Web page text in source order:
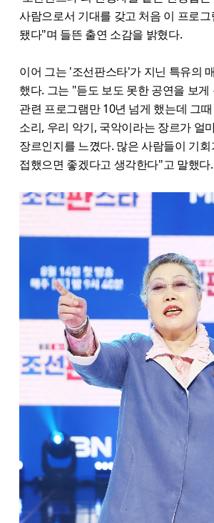
사람으로서 기대를 갖고 처음 이 프로
됐다"며 들뜬 출연 소감을 밝혔다.
이어 그는 '조선판스타'가 지닌 특유의
했다. 그는 "듣도 보도 못한 공연을 보게
관련 프로그램만 10년 넘게 했는데 그
소리, 우리 악기, 국악이라는 장르가 얼
장르인지를 느꼈다. 많은 사람들이 기
접했으면 좋겠다고 생각한다"고 말했다.